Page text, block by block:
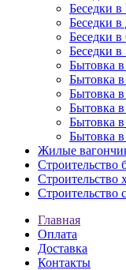
Беседки
Беседки
Беседки
Беседки в
Бытовка
Бытовка
Бытовка
Бытовка
Бытовка
Бытовка
Жилые
Строительство
Строительство
Строительство
Главная
Оплата
Доставка
Контакты